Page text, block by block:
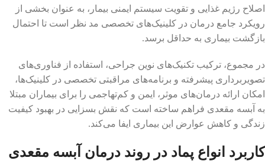
اصلاح رژیم غذایی و تقویت سیستم ایمنی بیمار، به عنوان بخشی از
رویکرد جامع درمان در کلینیک‌های تخصصی مد نظر است تا احتمال
بازگشت بیماری به حداقل برسد.
در مجموع، ترکیب تکنیک‌های نوین جراحی، استفاده از فناوری‌های
تصویربرداری پیشرفته و برنامه‌های مراقبتی تخصصی در کلینیک‌ها،
امکان ارائه درمان‌های موثر، ایمن و کم‌تهاجمی را برای بیماران مبتلا
به آبسه مقعدی فراهم ساخته است که نقش بسزایی در بهبود کیفیت
زندگی و کاهش عوارض این بیماری ایفا می‌کند.
کاربرد انواع پماد در روند درمان آبسه مقعدی